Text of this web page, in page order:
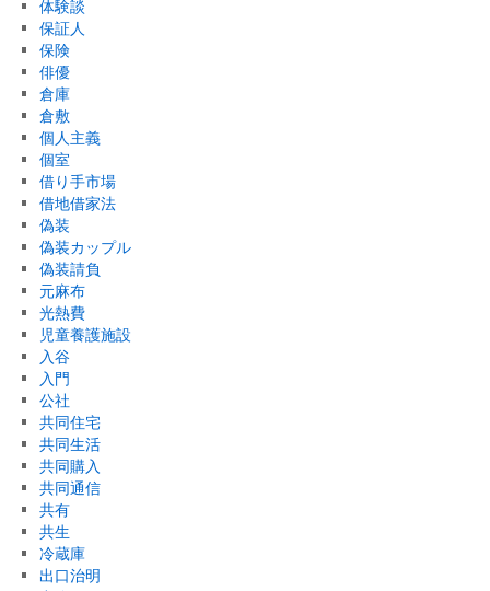
体験談
保証人
保険
俳優
倉庫
倉敷
個人主義
個室
借り手市場
借地借家法
偽装
偽装カップル
偽装請負
元麻布
光熱費
児童養護施設
入谷
入門
公社
共同住宅
共同生活
共同購入
共同通信
共有
共生
冷蔵庫
出口治明